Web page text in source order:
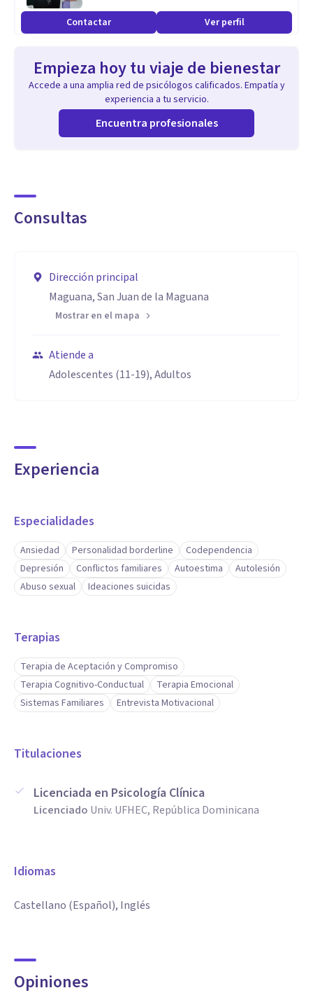
Contactar Ver perfil
Empieza hoy tu viaje de bienestar
Accede a una amplia red de psicólogos calificados. Empatía y
experiencia a tu servicio.
Encuentra profesionales
Consultas
Dirección principal
Maguana, San Juan de la Maguana
Mostrar en el mapa
Atiende a
Adolescentes (11-19), Adultos
Experiencia
Especialidades
Ansiedad Personalidad borderline
Codependencia
Depresión
Conflictos familiares Autoestima
Autolesión
Abuso sexual
Ideaciones suicidas
Terapias
Terapia de Aceptación y Compromiso
Terapia Cognitivo-Conductual
Terapia Emocional
Sistemas Familiares
Entrevista Motivacional
Titulaciones
Licenciada en Psicología Clínica
Licenciado Univ. UFHEC, República Dominicana
Idiomas
Castellano (Español), Inglés
Opiniones